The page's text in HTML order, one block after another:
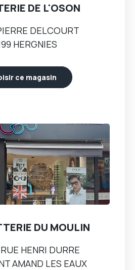
DE L'OSON
DELCOURT
HERGNIES
ce magasin
DU MOULIN
HENRI DURRE
AMAND LES EAUX